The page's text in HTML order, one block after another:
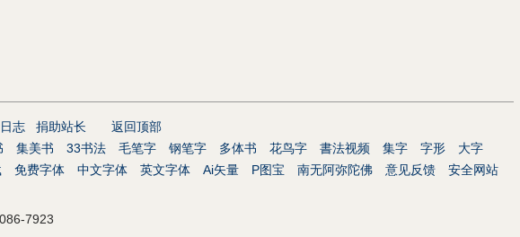
志 捐助站长
返回顶部
集美书 33书法 毛笔字 钢笔字 多体书 花鸟字 書法视频 集字 字形
大字
免费字体 中文字体 英文字体 Ai矢量 P图宝 南无阿弥陀佛 意见反馈
安全网站
7923